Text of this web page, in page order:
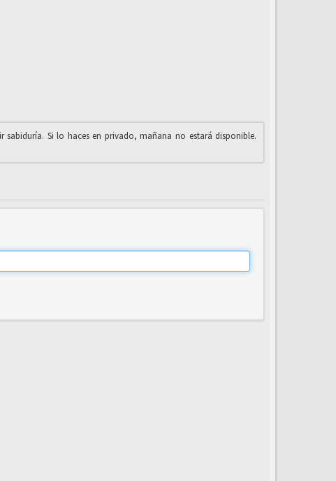
sabiduría. Si lo haces en privado, mañana no estará disponible.